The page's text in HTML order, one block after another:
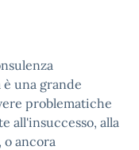
una grande
problematiche
all'insuccesso, alla
o ancora